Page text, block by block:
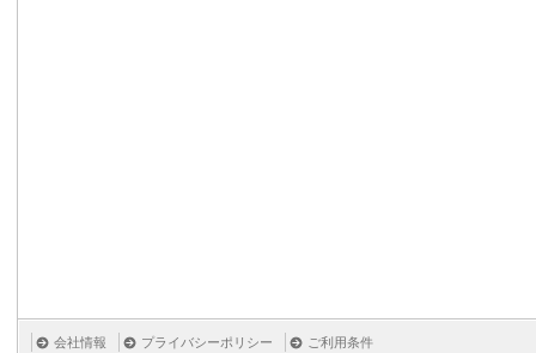
会社情報 プライバシーポリシー ご利用条件